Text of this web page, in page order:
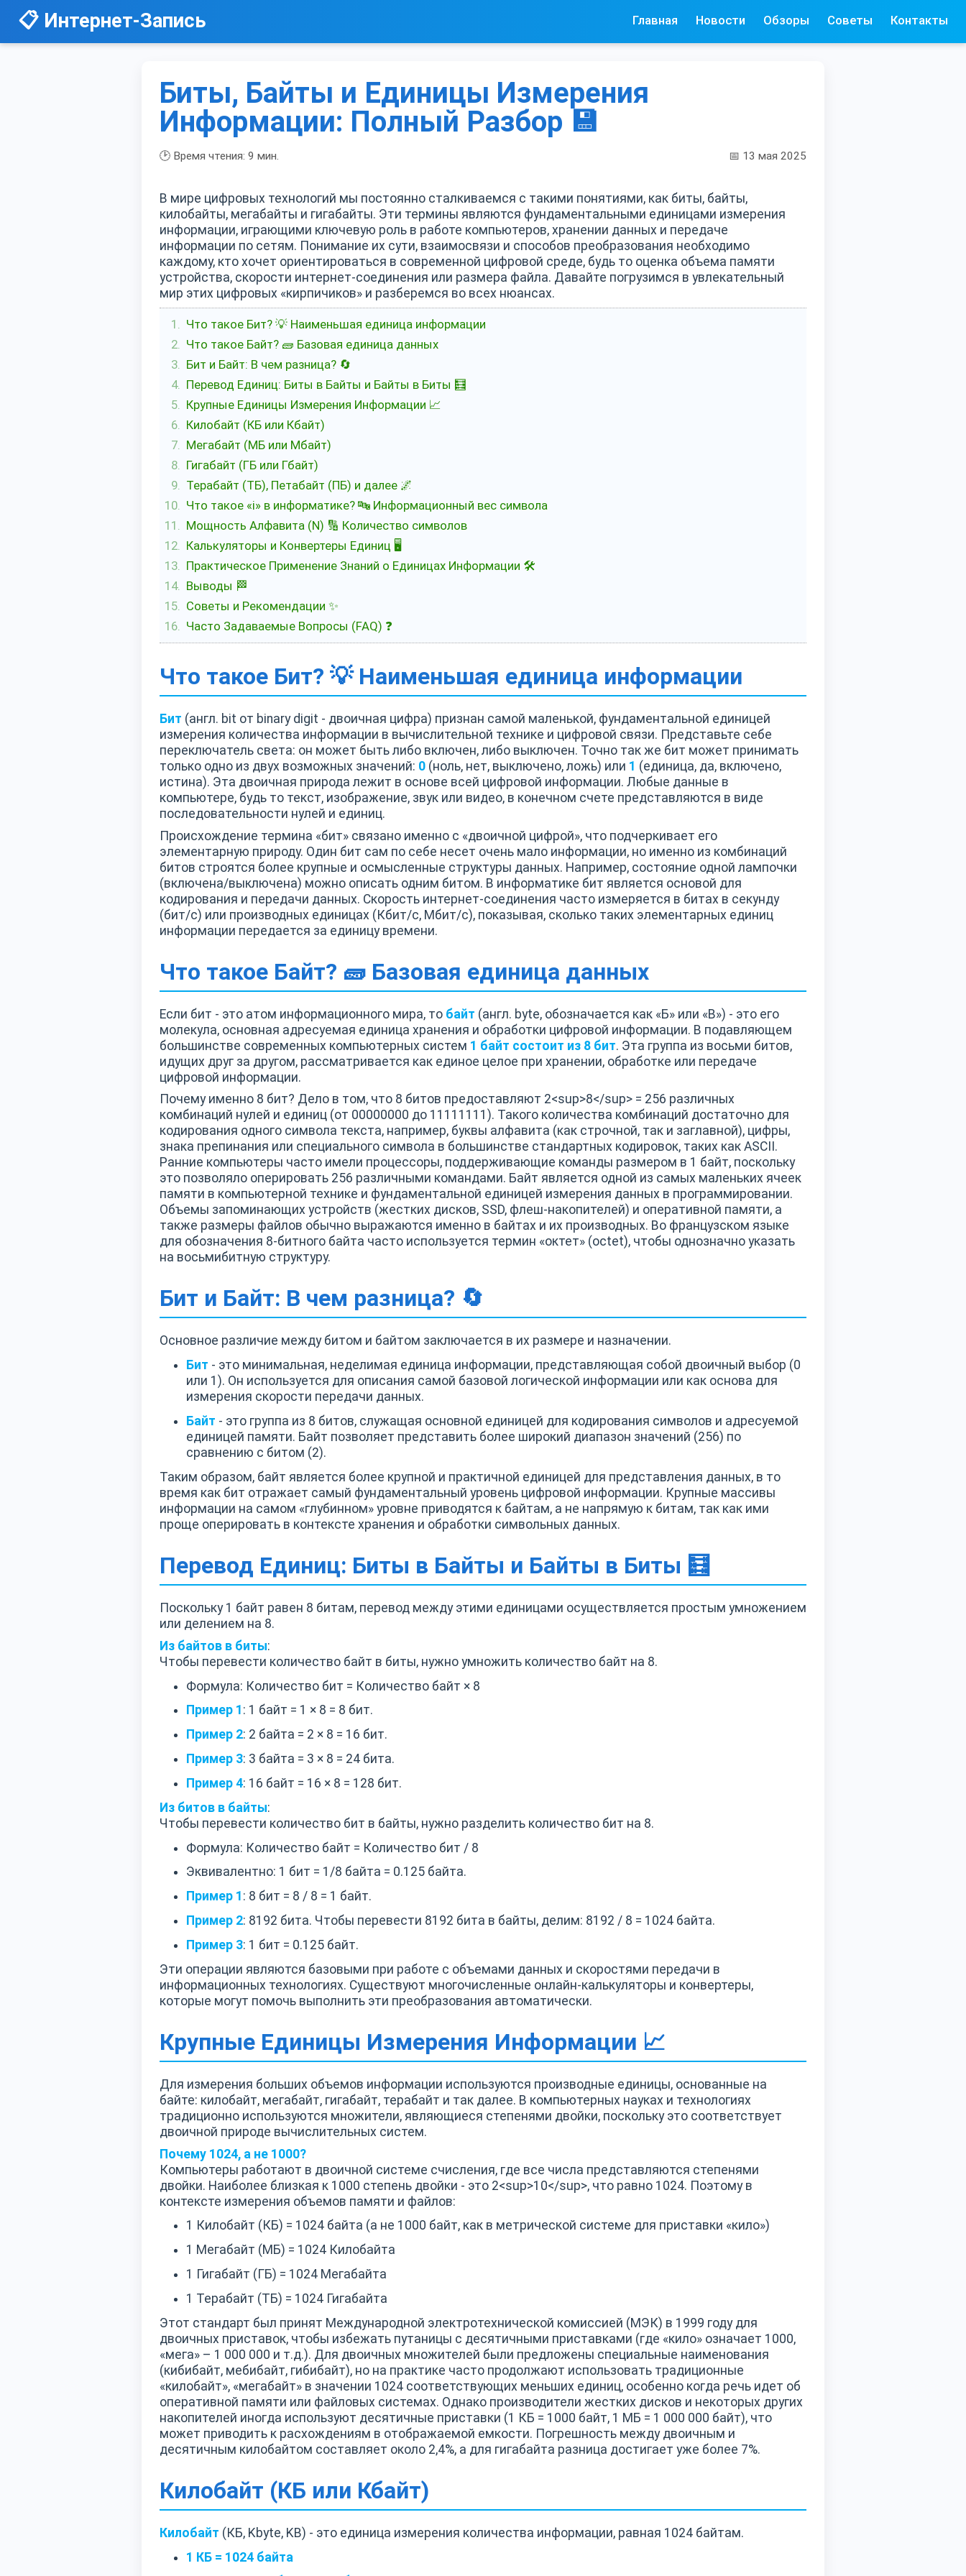
📋 Интернет-Запись Главная Новости Обзоры Советы Контакты
Биты, Байты и Единицы Измерения
Информации: Полный Разбор 💾
🕑 Время чтения: 9 мин. 📅 13 мая 2025
В мире цифровых технологий мы постоянно сталкиваемся с такими понятиями, как биты, байты,
килобайты, мегабайты и гигабайты. Эти термины являются фундаментальными единицами измерения
информации, играющими ключевую роль в работе компьютеров, хранении данных и передаче
информации по сетям. Понимание их сути, взаимосвязи и способов преобразования необходимо
каждому, кто хочет ориентироваться в современной цифровой среде, будь то оценка объема памяти
устройства, скорости интернет-соединения или размера файла. Давайте погрузимся в увлекательный
мир этих цифровых «кирпичиков» и разберемся во всех нюансах.
Что такое Бит? 💡 Наименьшая единица информации
Что такое Байт? 🧱 Базовая единица данных
Бит и Байт: В чем разница? 🔄
Перевод Единиц: Биты в Байты и Байты в Биты 🧮
Крупные Единицы Измерения Информации 📈
Килобайт (КБ или Кбайт)
Мегабайт (МБ или Мбайт)
Гигабайт (ГБ или Гбайт)
Терабайт (ТБ), Петабайт (ПБ) и далее 🌌
Что такое «i» в информатике? 🔤 Информационный вес символа
Мощность Алфавита (N) 🔢 Количество символов
Калькуляторы и Конвертеры Единиц 🖥️
Практическое Применение Знаний о Единицах Информации 🛠️
Выводы 🏁
Советы и Рекомендации ✨
Часто Задаваемые Вопросы (FAQ) ❓
Что такое Бит? 💡 Наименьшая единица информации
Бит (англ. bit от binary digit - двоичная цифра) признан самой маленькой, фундаментальной единицей
измерения количества информации в вычислительной технике и цифровой связи. Представьте себе
переключатель света: он может быть либо включен, либо выключен. Точно так же бит может принимать
только одно из двух возможных значений: 0 (ноль, нет, выключено, ложь) или 1 (единица, да, включено,
истина). Эта двоичная природа лежит в основе всей цифровой информации. Любые данные в
компьютере, будь то текст, изображение, звук или видео, в конечном счете представляются в виде
последовательности нулей и единиц.
Происхождение термина «бит» связано именно с «двоичной цифрой», что подчеркивает его
элементарную природу. Один бит сам по себе несет очень мало информации, но именно из комбинаций
битов строятся более крупные и осмысленные структуры данных. Например, состояние одной лампочки
(включена/выключена) можно описать одним битом. В информатике бит является основой для
кодирования и передачи данных. Скорость интернет-соединения часто измеряется в битах в секунду
(бит/с) или производных единицах (Кбит/с, Мбит/с), показывая, сколько таких элементарных единиц
информации передается за единицу времени.
Что такое Байт? 🧱 Базовая единица данных
Если бит - это атом информационного мира, то байт (англ. byte, обозначается как «Б» или «B») - это его
молекула, основная адресуемая единица хранения и обработки цифровой информации. В подавляющем
большинстве современных компьютерных систем 1 байт состоит из 8 бит. Эта группа из восьми битов,
идущих друг за другом, рассматривается как единое целое при хранении, обработке или передаче
цифровой информации.
Почему именно 8 бит? Дело в том, что 8 битов предоставляют 2<sup>8</sup> = 256 различных
комбинаций нулей и единиц (от 00000000 до 11111111). Такого количества комбинаций достаточно для
кодирования одного символа текста, например, буквы алфавита (как строчной, так и заглавной), цифры,
знака препинания или специального символа в большинстве стандартных кодировок, таких как ASCII.
Ранние компьютеры часто имели процессоры, поддерживающие команды размером в 1 байт, поскольку
это позволяло оперировать 256 различными командами. Байт является одной из самых маленьких ячеек
памяти в компьютерной технике и фундаментальной единицей измерения данных в программировании.
Объемы запоминающих устройств (жестких дисков, SSD, флеш-накопителей) и оперативной памяти, а
также размеры файлов обычно выражаются именно в байтах и их производных. Во французском языке
для обозначения 8-битного байта часто используется термин «октет» (octet), чтобы однозначно указать
на восьмибитную структуру.
Бит и Байт: В чем разница? 🔄
Основное различие между битом и байтом заключается в их размере и назначении.
Бит - это минимальная, неделимая единица информации, представляющая собой двоичный выбор (0
или 1). Он используется для описания самой базовой логической информации или как основа для
измерения скорости передачи данных.
Байт - это группа из 8 битов, служащая основной единицей для кодирования символов и адресуемой
единицей памяти. Байт позволяет представить более широкий диапазон значений (256) по
сравнению с битом (2).
Таким образом, байт является более крупной и практичной единицей для представления данных, в то
время как бит отражает самый фундаментальный уровень цифровой информации. Крупные массивы
информации на самом «глубинном» уровне приводятся к байтам, а не напрямую к битам, так как ими
проще оперировать в контексте хранения и обработки символьных данных.
Перевод Единиц: Биты в Байты и Байты в Биты 🧮
Поскольку 1 байт равен 8 битам, перевод между этими единицами осуществляется простым умножением
или делением на 8.
Из байтов в биты:
Чтобы перевести количество байт в биты, нужно умножить количество байт на 8.
Формула: Количество бит = Количество байт × 8
Пример 1 : 1 байт = 1 × 8 = 8 бит.
Пример 2: 2 байта = 2 × 8 = 16 бит.
Пример 3: 3 байта = 3 × 8 = 24 бита.
Пример 4: 16 байт = 16 × 8 = 128 бит.
Из битов в байты:
Чтобы перевести количество бит в байты, нужно разделить количество бит на 8.
Формула: Количество байт = Количество бит / 8
Эквивалентно: 1 бит = 1/8 байта = 0.125 байта.
Пример 1 : 8 бит = 8 / 8 = 1 байт.
Пример 2: 8192 бита. Чтобы перевести 8192 бита в байты, делим: 8192 / 8 = 1024 байта.
Пример 3: 1 бит = 0.125 байт.
Эти операции являются базовыми при работе с объемами данных и скоростями передачи в
информационных технологиях. Существуют многочисленные онлайн-калькуляторы и конвертеры,
которые могут помочь выполнить эти преобразования автоматически.
Крупные Единицы Измерения Информации 📈
Для измерения больших объемов информации используются производные единицы, основанные на
байте: килобайт, мегабайт, гигабайт, терабайт и так далее. В компьютерных науках и технологиях
традиционно используются множители, являющиеся степенями двойки, поскольку это соответствует
двоичной природе вычислительных систем.
Почему 1024, а не 1000?
Компьютеры работают в двоичной системе счисления, где все числа представляются степенями
двойки. Наиболее близкая к 1000 степень двойки - это 2<sup>10</sup>, что равно 1024. Поэтому в
контексте измерения объемов памяти и файлов:
1 Килобайт (КБ) = 1024 байта (а не 1000 байт, как в метрической системе для приставки «кило»)
1 Мегабайт (МБ) = 1024 Килобайта
1 Гигабайт (ГБ) = 1024 Мегабайта
1 Терабайт (ТБ) = 1024 Гигабайта
Этот стандарт был принят Международной электротехнической комиссией (МЭК) в 1999 году для
двоичных приставок, чтобы избежать путаницы с десятичными приставками (где «кило» означает 1000,
«мега» – 1 000 000 и т.д.). Для двоичных множителей были предложены специальные наименования
(кибибайт, мебибайт, гибибайт), но на практике часто продолжают использовать традиционные
«килобайт», «мегабайт» в значении 1024 соответствующих меньших единиц, особенно когда речь идет об
оперативной памяти или файловых системах. Однако производители жестких дисков и некоторых других
накопителей иногда используют десятичные приставки (1 КБ = 1000 байт, 1 МБ = 1 000 000 байт), что
может приводить к расхождениям в отображаемой емкости. Погрешность между двоичным и
десятичным килобайтом составляет около 2,4%, а для гигабайта разница достигает уже более 7%.
Килобайт (КБ или Кбайт)
Килобайт (КБ, Kbyte, KB) - это единица измерения количества информации, равная 1024 байтам.
1 КБ = 1024 байта